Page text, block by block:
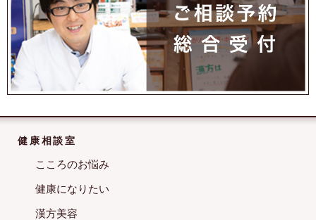
健康相談室
こころのお悩み
健康になりたい
漢方美容